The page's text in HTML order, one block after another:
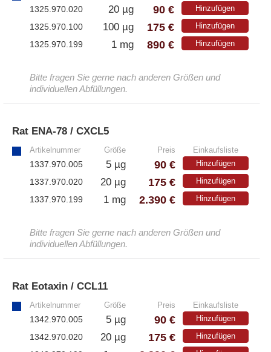
1325.970.020 20 µg 90 € Hinzufügen
1325.970.100 100 µg 175 € Hinzufügen
1325.970.199 1 mg 890 € Hinzufügen
Bitte fragen Sie gerne nach anderen Größen und
individuellen Abfüllungen.
Rat ENA-78 / CXCL5
Artikelnummer Größe Preis Einkaufsliste
1337.970.005 5 µg 90 € Hinzufügen
1337.970.020 20 µg 175 € Hinzufügen
1337.970.199 1 mg 2.390 € Hinzufügen
Bitte fragen Sie gerne nach anderen Größen und
individuellen Abfüllungen.
Rat Eotaxin / CCL11
Artikelnummer Größe Preis Einkaufsliste
1342.970.005 5 µg 90 € Hinzufügen
1342.970.020 20 µg 175 € Hinzufügen